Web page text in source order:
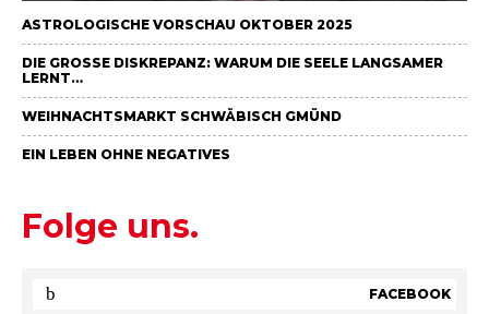
ASTROLOGISCHE VORSCHAU OKTOBER 2025
DIE GROSSE DISKREPANZ: WARUM DIE SEELE LANGSAMER L
ERNT…
WEIHNACHTSMARKT SCHWÄBISCH GMÜND
EIN LEBEN OHNE NEGATIVES
Folge uns.
FACEBOOK